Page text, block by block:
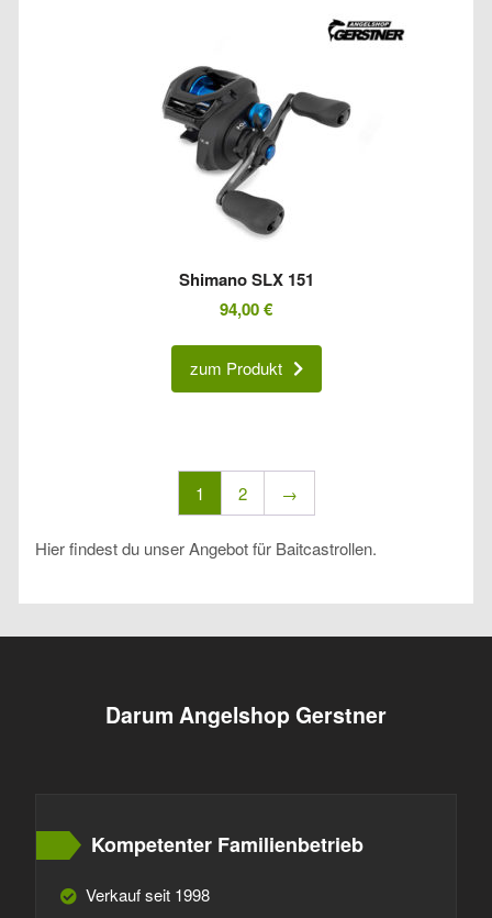
Shimano SLX 151
94,00€
zum Produkt
1 2 →
Hier findest du unser Angebot für Baitcastrollen.
Darum Angelshop Gerstner
Kompetenter Familienbetrieb
Verkauf seit 1998